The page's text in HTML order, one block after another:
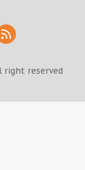
right reserved